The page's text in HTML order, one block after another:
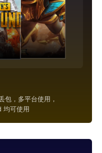
包，多平台使用，
均可使用